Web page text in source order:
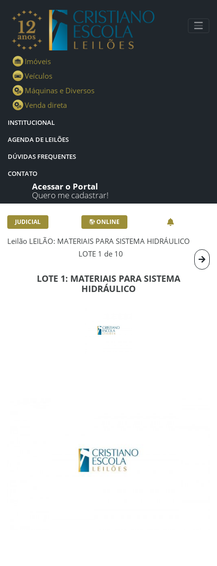
Imóveis
Veículos
Máquinas e Diversos
Venda direta
INSTITUCIONAL
AGENDA DE LEILÕES
DÚVIDAS FREQUENTES
CONTATO
Acessar o Portal
Quero me cadastrar!
JUDICIAL ONLINE
Leilão LEILÃO: MATERIAIS PARA SISTEMA HIDRÁULICO
LOTE 1 de 10
LOTE 1: MATERIAIS PARA SISTEMA
HIDRÁULICO